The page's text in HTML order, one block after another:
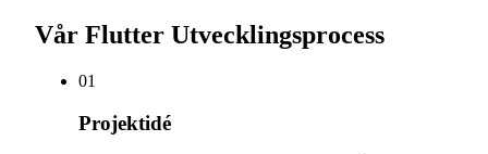
Vår Flutter Utvecklingsprocess
01
Projektidé